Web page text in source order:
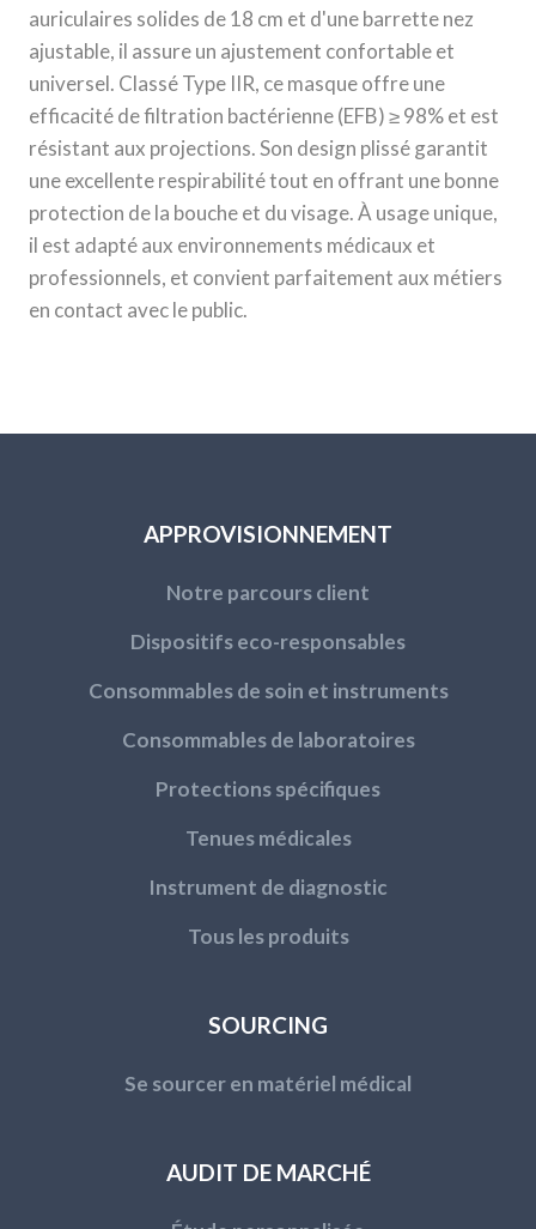
auriculaires solides de 18 cm et d'une barrette nez
ajustable, il assure un ajustement confortable et
universel. Classé Type IIR, ce masque offre une
efficacité de filtration bactérienne (EFB) ≥ 98% et est
résistant aux projections. Son design plissé garantit
une excellente respirabilité tout en offrant une bonne
protection de la bouche et du visage. À usage unique,
il est adapté aux environnements médicaux et
professionnels, et convient parfaitement aux métiers
en contact avec le public.
APPROVISIONNEMENT
Notre parcours client
Dispositifs eco-responsables
Consommables de soin et instruments
Consommables de laboratoires
Protections spécifiques
Tenues médicales
Instrument de diagnostic
Tous les produits
SOURCING
Se sourcer en matériel médical
AUDIT DE MARCHÉ